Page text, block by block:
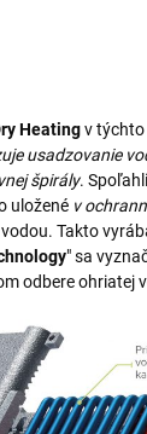
Heatingv
usadzovanie
špirály.
uložené v
Takto
" sa
odbere ohriatej